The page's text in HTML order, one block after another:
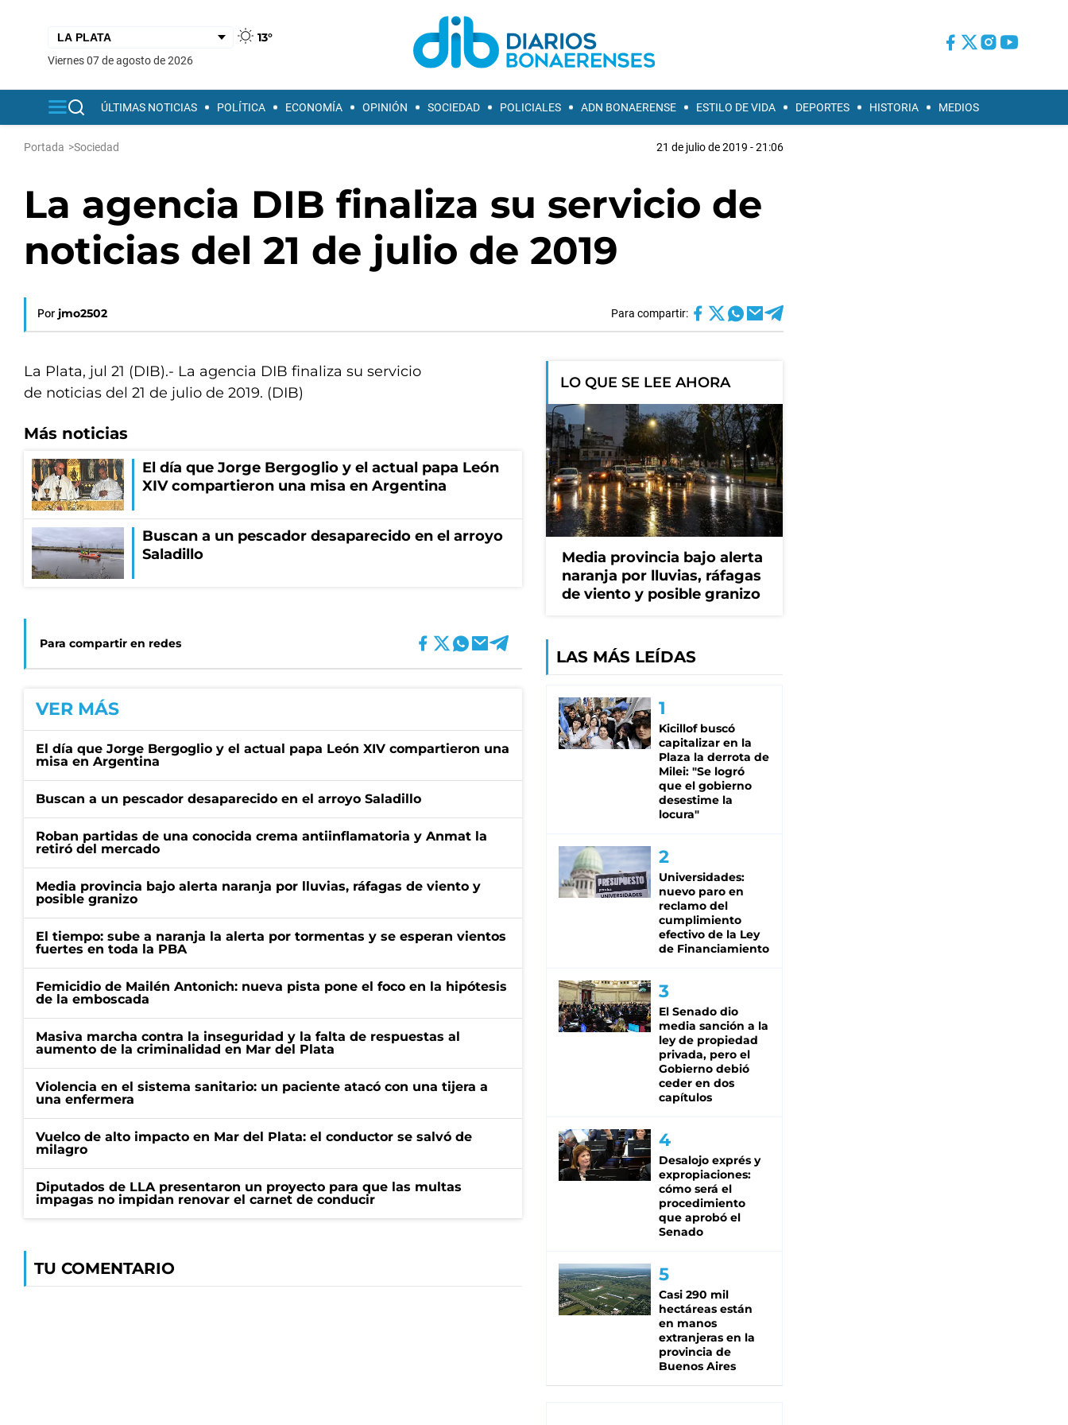
13°
viernes 07 de agosto de 2026
ÚLTIMAS NOTICIAS POLÍTICA ECONOMÍA OPINIÓN SOCIEDAD POLICIALES ADN BONAERENSE ESTILO DE VIDA DEPORTES HISTORIA MEDIOS
Portada >Sociedad 21 de julio de 2019 - 21:06
La agencia DIB finaliza su servicio de
noticias del 21 de julio de 2019
Por jmo2502 Para compartir:
La Plata, jul 21 (DIB).- La agencia DIB finaliza su servicio
de noticias del 21 de julio de 2019. (DIB)
Más noticias
El día que Jorge Bergoglio y el actual papa León
XIV compartieron una misa en Argentina
Buscan a un pescador desaparecido en el arroyo
Saladillo
Para compartir en redes
VER MÁS
El día que Jorge Bergoglio y el actual papa León XIV compartieron una
misa en Argentina
Buscan a un pescador desaparecido en el arroyo Saladillo
Roban partidas de una conocida crema antiinflamatoria y Anmat la
retiró del mercado
Media provincia bajo alerta naranja por lluvias, ráfagas de viento y
posible granizo
El tiempo: sube a naranja la alerta por tormentas y se esperan vientos
fuertes en toda la PBA
Femicidio de Mailén Antonich: nueva pista pone el foco en la hipótesis
de la emboscada
Masiva marcha contra la inseguridad y la falta de respuestas al
aumento de la criminalidad en Mar del Plata
Violencia en el sistema sanitario: un paciente atacó con una tijera a
una enfermera
Vuelco de alto impacto en Mar del Plata: el conductor se salvó de
milagro
Diputados de LLA presentaron un proyecto para que las multas
impagas no impidan renovar el carnet de conducir
TU COMENTARIO
LO QUE SE LEE AHORA
Media provincia bajo alerta
naranja por lluvias, ráfagas
de viento y posible granizo
LAS MÁS LEÍDAS
Kicillof buscó
capitalizar en la
Plaza la derrota de
Milei: "Se logró
que el gobierno
desestime la
locura"
Universidades:
nuevo paro en
reclamo del
cumplimiento
efectivo de la Ley
de Financiamiento
El Senado dio
media sanción a la
ley de propiedad
privada, pero el
Gobierno debió
ceder en dos
capítulos
Desalojo exprés y
expropiaciones:
cómo será el
procedimiento
que aprobó el
Senado
Casi 290 mil
hectáreas están
en manos
extranjeras en la
provincia de
Buenos Aires